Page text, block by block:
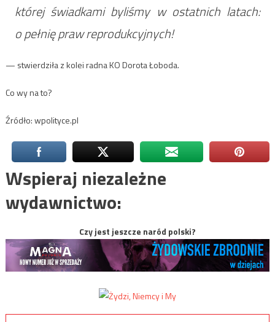
której świadkami byliśmy w ostatnich latach:
o pełnię praw reprodukcyjnych!
— stwierdziła z kolei radna KO Dorota Łoboda.
Co wy na to?
Źródło: wpolityce.pl
Wspieraj niezależne
wydawnictwo:
Czy jest jeszcze naród polski?